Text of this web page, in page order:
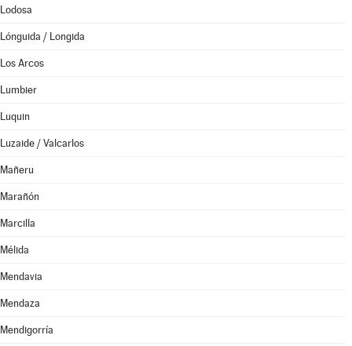
Lodosa
Lónguida / Longida
Los Arcos
Lumbier
Luquin
Luzaide / Valcarlos
Mañeru
Marañón
Marcilla
Mélida
Mendavia
Mendaza
Mendigorría